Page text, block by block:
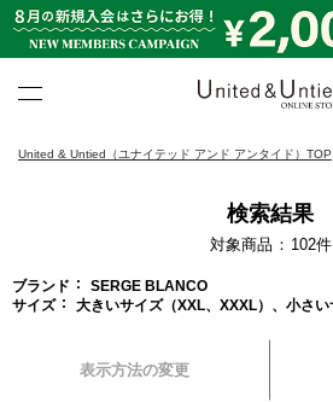
United & Untied（ユナイテッド アンド アンタイド）TOP
検索結果
対象商品 102件
ブランド
SERGE BLANCO
サイズ
大きいサイズ（XXL、XXXL）、小さ
表示方法の変更